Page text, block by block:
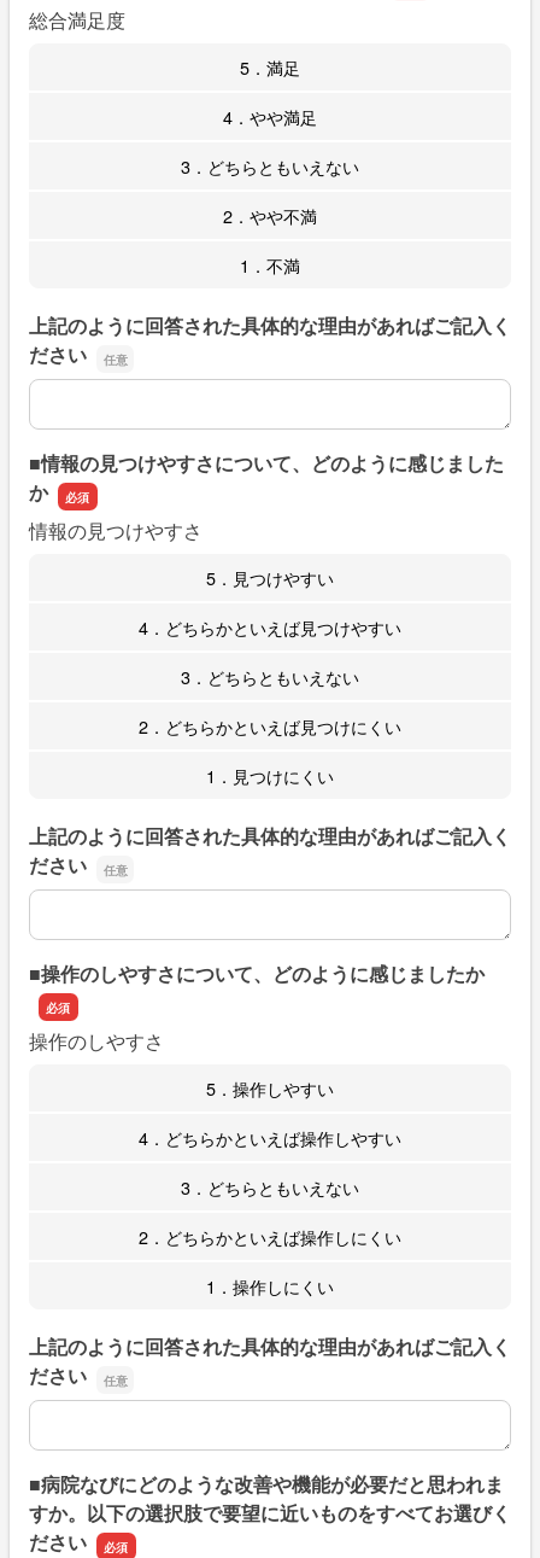
総合満足度
5．満足
4．やや満足
3．どちらともいえない
2．やや不満
1．不満
上記のように回答された具体的な理由があればご記入く
ださい
上記のように回答された具体的な理由があればご記入くだ
■情報の見つけやすさについて、どのように感じました
か
情報の見つけやすさ
5．見つけやすい
4．どちらかといえば見つけやすい
3．どちらともいえない
2．どちらかといえば見つけにくい
1．見つけにくい
上記のように回答された具体的な理由があればご記入く
ださい
上記のように回答された具体的な理由があればご記入くだ
■操作のしやすさについて、どのように感じましたか
操作のしやすさ
5．操作しやすい
4．どちらかといえば操作しやすい
3．どちらともいえない
2．どちらかといえば操作しにくい
1．操作しにくい
上記のように回答された具体的な理由があればご記入く
ださい
上記のように回答された具体的な理由があればご記入くだ
■病院なびにどのような改善や機能が必要だと思われま
すか。以下の選択肢で要望に近いものをすべてお選びく
ださい